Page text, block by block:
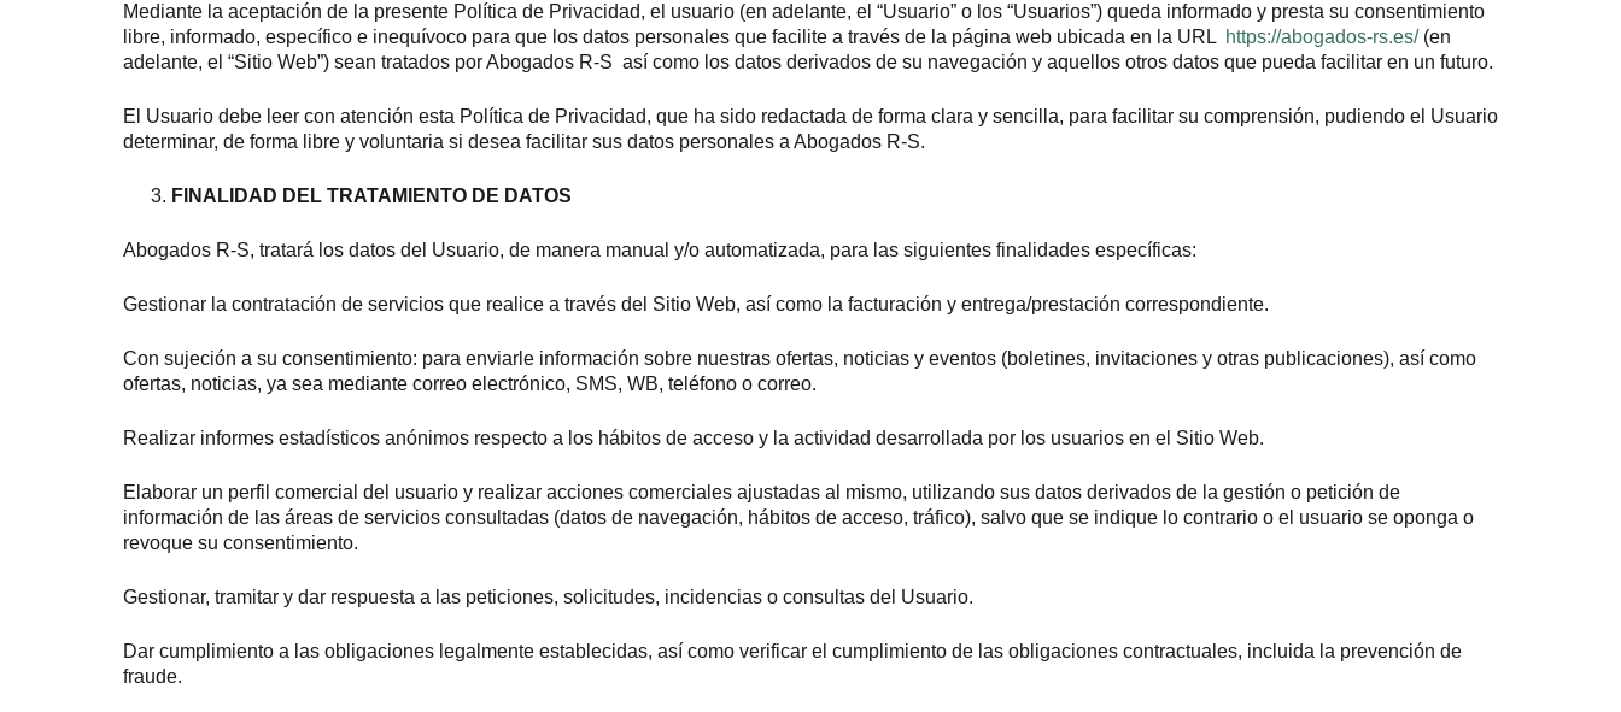
Mediante la aceptación de la presente Política de Privacidad, el usuario (en adelante, el “Usuario” o los “Usuarios”) queda informado y presta su consentimiento
libre, informado, específico e inequívoco para que los datos personales que facilite a través de la página web ubicada en la URL https://abogados-rs.es/(en
adelante, el “Sitio Web”) sean tratados por Abogados R-S así como los datos derivados de su navegación y aquellos otros datos que pueda facilitar en un futuro.
El Usuario debe leer con atención esta Política de Privacidad, que ha sido redactada de forma clara y sencilla, para facilitar su comprensión, pudiendo el Usuario
determinar, de forma libre y voluntaria si desea facilitar sus datos personales a Abogados R-S.
FINALIDAD DEL TRATAMIENTO DE DATOS
Abogados R-S, tratará los datos del Usuario, de manera manual y/o automatizada, para las siguientes finalidades específicas:
Gestionar la contratación de servicios que realice a través del Sitio Web, así como la facturación y entrega/prestación correspondiente.
Con sujeción a su consentimiento: para enviarle información sobre nuestras ofertas, noticias y eventos (boletines, invitaciones y otras publicaciones), así como
ofertas, noticias, ya sea mediante correo electrónico, SMS, WB, teléfono o correo.
Realizar informes estadísticos anónimos respecto a los hábitos de acceso y la actividad desarrollada por los usuarios en el Sitio Web.
Elaborar un perfil comercial del usuario y realizar acciones comerciales ajustadas al mismo, utilizando sus datos derivados de la gestión o petición de
información de las áreas de servicios consultadas (datos de navegación, hábitos de acceso, tráfico), salvo que se indique lo contrario o el usuario se oponga o
revoque su consentimiento.
Gestionar, tramitar y dar respuesta a las peticiones, solicitudes, incidencias o consultas del Usuario.
Dar cumplimiento a las obligaciones legalmente establecidas, así como verificar el cumplimiento de las obligaciones contractuales, incluida la prevención de
fraude.